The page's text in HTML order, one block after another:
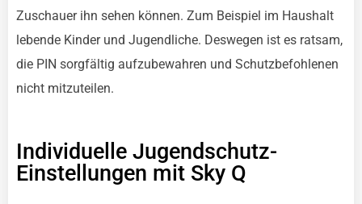
Zuschauer ihn sehen können. Zum Beispiel im Haushalt
lebende Kinder und Jugendliche. Deswegen ist es ratsam,
die PIN sorgfältig aufzubewahren und Schutzbefohlenen
nicht mitzuteilen.
Individuelle Jugendschutz-
Einstellungen mit Sky Q